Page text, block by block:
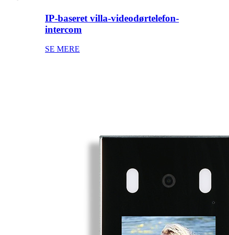
IP-baseret villa-videodørtelefon-
intercom
SE MERE